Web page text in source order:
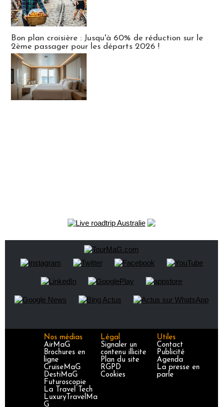
Bon plan croisière : Jusqu'à 60% de réduction sur le
2ème passager pour les départs 2026 !
Nos médias
AirMaG
Brochures en
ligne
CruiseMaG
DestiMaG
Futuroscopie
La Travel Tech
LuxuryTravelMa
G
Légal
Signaler un
contenu illicite
Plan du site
RGPD
Cookies
Utiles
Contact
Publicité
Agenda
La presse en
parle